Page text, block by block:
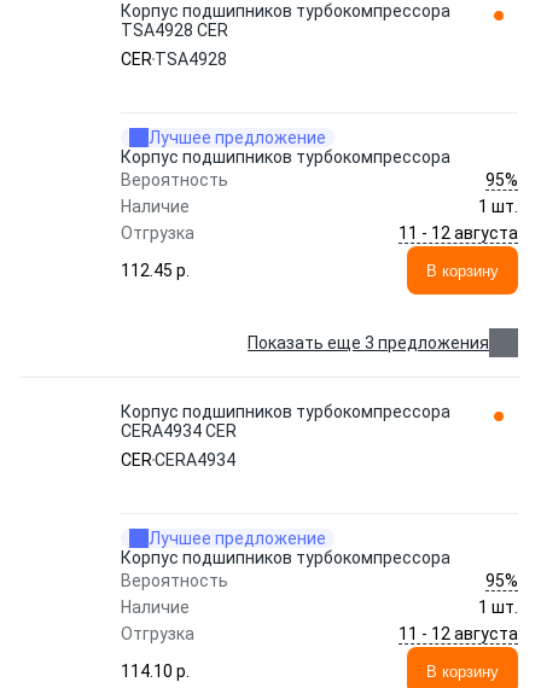
Корпус подшипников турбокомпрессора
TSA4928 CER
CER TSA4928
Лучшее предложение
Корпус подшипников турбокомпрессора
Вероятность
95%
Наличие
1 шт.
Отгрузка
11 - 12 августа
112.45 p.
В корзину
Показать еще 3 предложения
Корпус подшипников турбокомпрессора
CERA4934 CER
CERCERA4934
Лучшее предложение
Корпус подшипников турбокомпрессора
Вероятность
95%
Наличие
1 шт.
Отгрузка
11 - 12 августа
114.10 p.
В корзину